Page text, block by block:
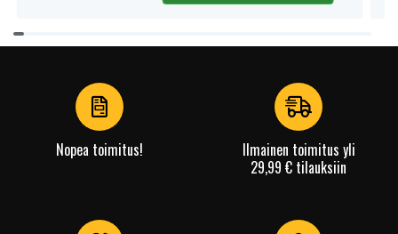
Item
1
Nopea toimitus!
Ilmainen toimitus yli
29,99 € tilauksiin